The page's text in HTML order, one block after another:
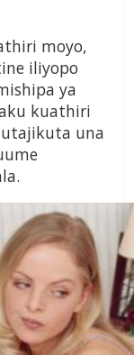
moyo,
iliyopo
ya
kuathiri
una